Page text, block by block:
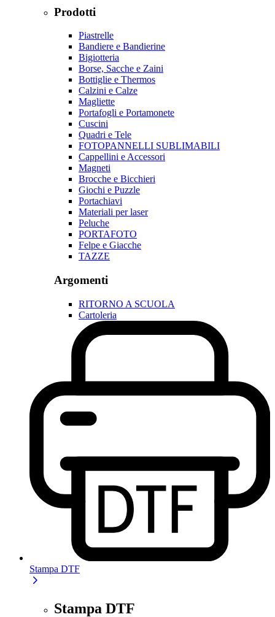
Prodotti
Piastrelle
Bandiere e Bandierine
Bigiotteria
Borse, Sacche e Zaini
Bottiglie e Thermos
Calzini e Calze
Magliette
Portafogli e Portamonete
Cuscini
Quadri e Tele
FOTOPANNELLI SUBLIMABILI
Cappellini e Accessori
Magneti
Brocche e Bicchieri
Giochi e Puzzle
Portachiavi
Materiali per laser
Peluche
PORTAFOTO
Felpe e Giacche
TAZZE
Argomenti
RITORNO A SCUOLA
Cartoleria
Stampa DTF
Stampa DTF